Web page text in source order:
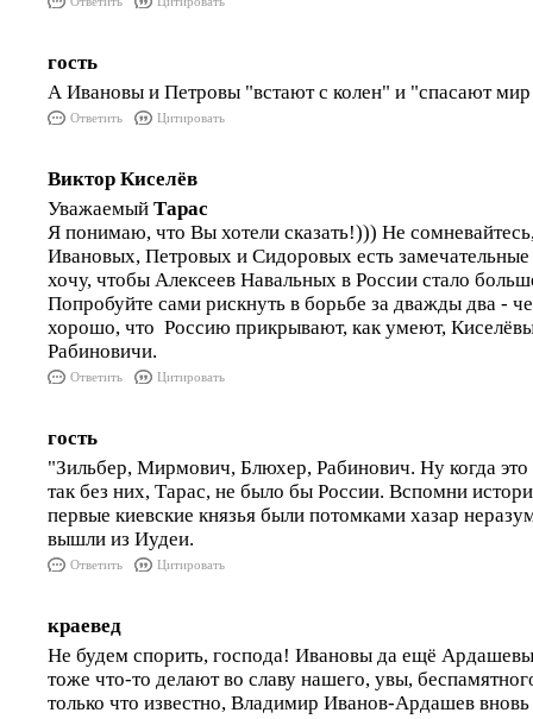
гость
А Ивановы и Петровы "встают с колен" и "спасают
Ответить Цитировать
Виктор Киселёв
Уважаемый Тарас
Я понимаю, что Вы хотели сказать!))) Не
Ивановых, Петровых и Сидоровых есть
хочу, чтобы Алексеев Навальных в России стало
Попробуйте сами рискнуть в борьбе за дважды два -
хорошо, что Россию прикрывают, как умеют,
Рабиновичи.
Ответить Цитировать
гость
"Зильбер, Мирмович, Блюхер, Рабинович. Ну когда это
так без них, Тарас, не было бы России. Вспомни
первые киевские князья были потомками хазар
вышли из Иудеи.
Ответить Цитировать
краевед
Не будем спорить, господа! Ивановы да ещё
тоже что-то делают во славу нашего, увы,
только что известно, Владимир Иванов-Ардашев